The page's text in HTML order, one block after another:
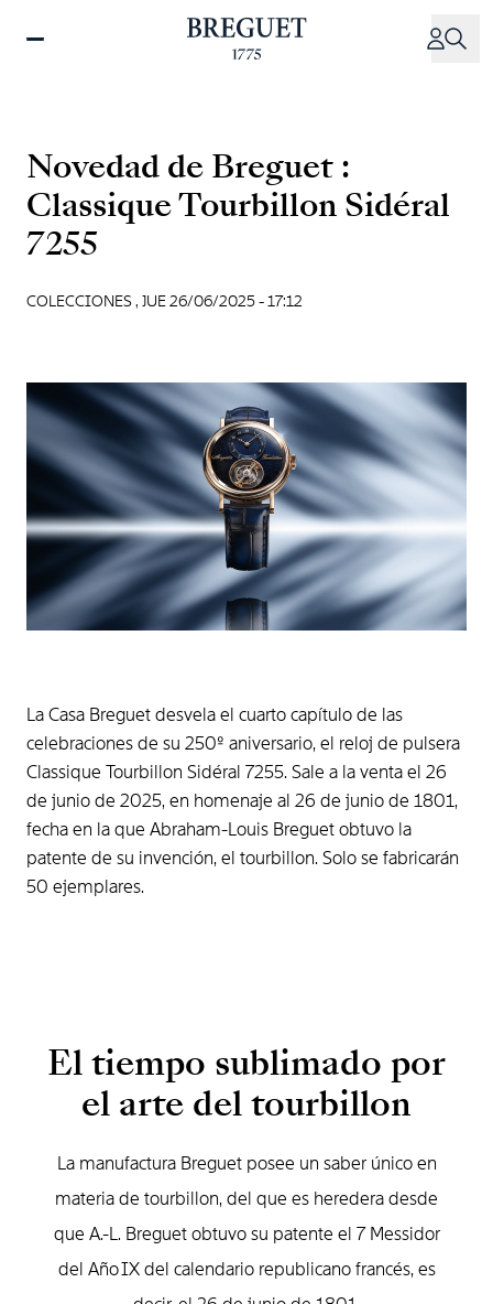
Novedad de Breguet :
Classique Tourbillon Sidéral
7255
COLECCIONES , JUE 26/06/2025 - 17:12
La Casa Breguet desvela el cuarto capítulo de las
celebraciones de su 250º aniversario, el reloj de pulsera
Classique Tourbillon Sidéral 7255. Sale a la venta el 26
de junio de 2025, en homenaje al 26 de junio de 1801,
fecha en la que Abraham-Louis Breguet obtuvo la
patente de su invención, el tourbillon. Solo se fabricarán
50 ejemplares.
El tiempo sublimado por
el arte del tourbillon
La manufactura Breguet posee un saber único en
materia de tourbillon, del que es heredera desde
que A.-L. Breguet obtuvo su patente el 7 Messidor
del Año IX del calendario republicano francés, es